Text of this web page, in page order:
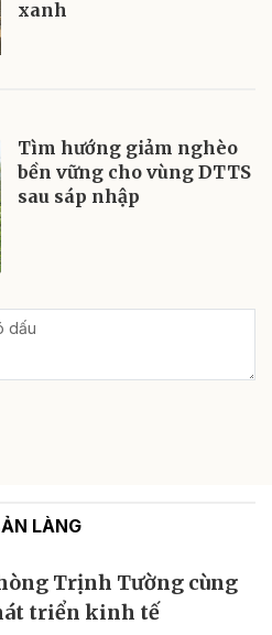
xanh
Tìm hướng giảm nghèo
bền vững cho vùng DTTS
sau sáp nhập
LÀNG
Trịnh Tường cùng
triển kinh tế